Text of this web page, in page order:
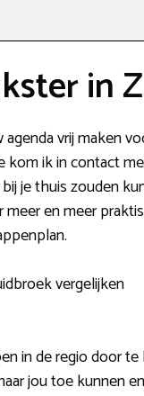
in
vrij maken
kom ik in contact
je thuis zouden
meer en meer
vergelijken
in de regio door
jou toe kunnen